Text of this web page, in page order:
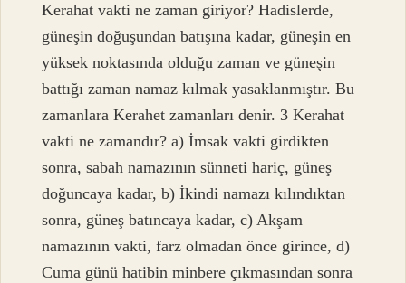
Kerahat vakti ne zaman giriyor? Hadislerde,
güneşin doğuşundan batışına kadar, güneşin en
yüksek noktasında olduğu zaman ve güneşin
battığı zaman namaz kılmak yasaklanmıştır. Bu
zamanlara Kerahet zamanları denir. 3 Kerahat
vakti ne zamandır? a) İmsak vakti girdikten
sonra, sabah namazının sünneti hariç, güneş
doğuncaya kadar, b) İkindi namazı kılındıktan
sonra, güneş batıncaya kadar, c) Akşam
namazının vakti, farz olmadan önce girince, d)
Cuma günü hatibin minbere çıkmasından sonra